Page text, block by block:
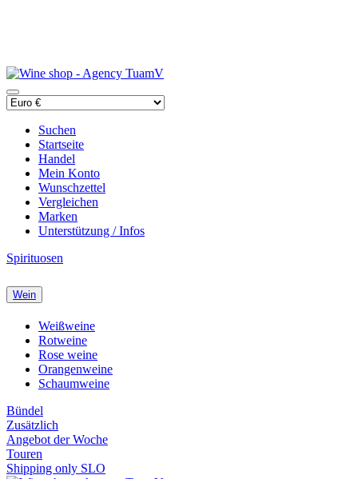
Suchen
Startseite
Handel
Mein Konto
Wunschzettel
Vergleichen
Marken
Unterstützung / Infos
Spirituosen
Wein
Weißweine
Rotweine
Rose weine
Orangenweine
Schaumweine
Bündel
Zusätzlich
Angebot der Woche
Touren
Shipping only SLO